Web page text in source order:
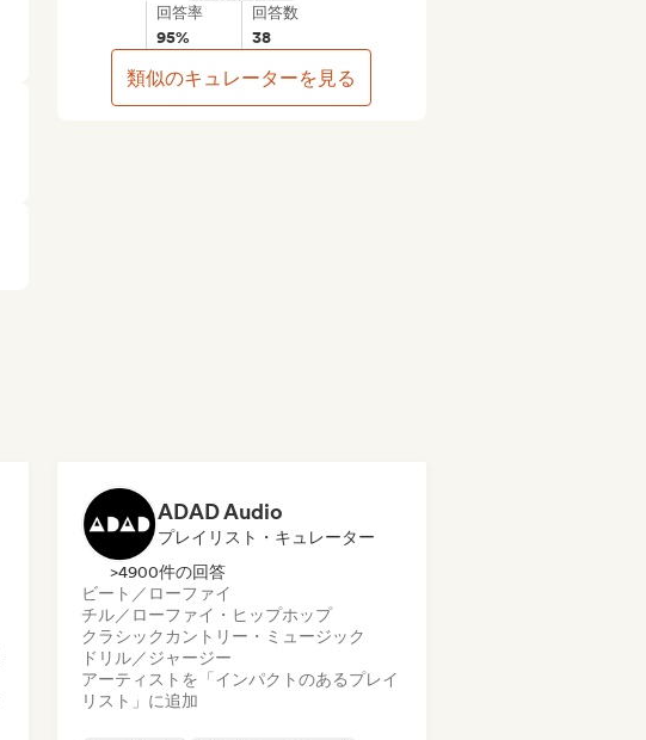
回答率
95%
回答数
38
類似のキュレーターを見る
ADAD Audio
プレイリスト・キュレーター
>4900件の回答
ビート／ローファイ
チル／ローファイ・ヒップホップ
クラシック カントリー・ミュージック
ドリル／ジャージー
アーティストを「インパクトのあるプレイ
リスト」に追加